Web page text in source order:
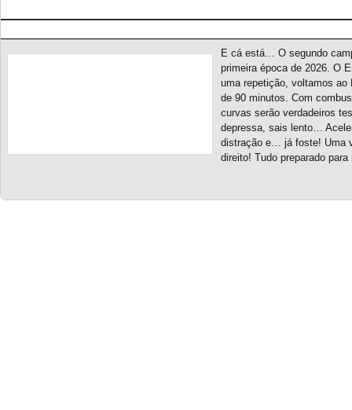
E cá está… O segundo
primeira época de 2026. O
uma repetição, voltamos ao
de 90 minutos. Com
curvas serão verdadeiros
depressa, sais lento…
distração e… já foste! Uma
direito! Tudo preparado